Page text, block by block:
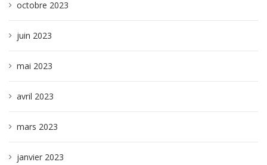
octobre 2023
juin 2023
mai 2023
avril 2023
mars 2023
janvier 2023